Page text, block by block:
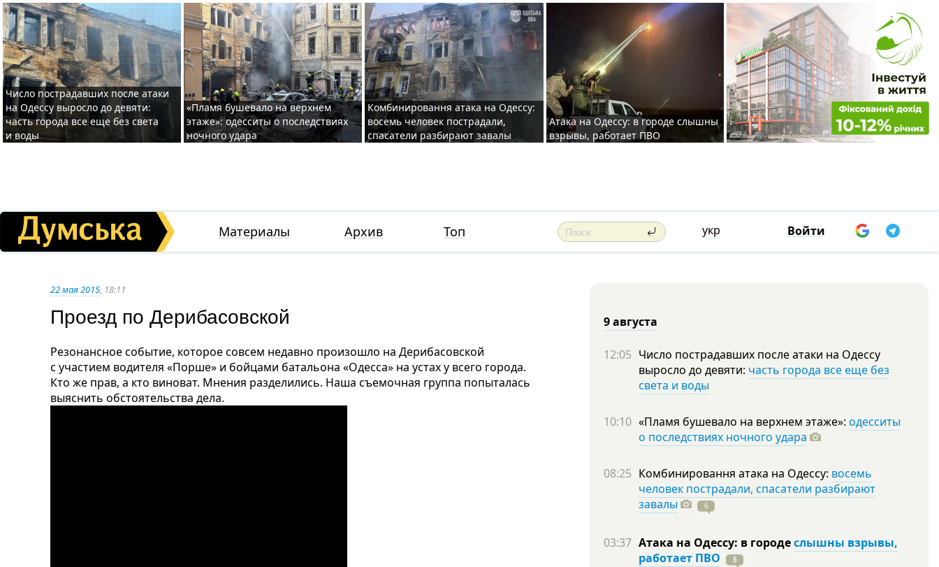
Число пострадавших после атаки
на Одессу выросло до девяти:
часть города все еще без света
и воды
«Пламя бушевало на верхнем
этаже»: одесситы о последствиях
ночного удара
Комбинировання атака на Одессу:
восемь человек пострадали,
спасатели разбирают завалы
Атака на Одессу: в городе слышны
взрывы, работает ПВО
Материалы Архив Топ укр Войти
22 мая 2015, 18:11
Проезд по Дерибасовской
Резонансное событие, которое совсем недавно произошло на Дерибасовской
с участием водителя «Порше» и бойцами батальона «Одесса» на устах у всего города.
Кто же прав, а кто виноват. Мнения разделились. Наша съемочная группа попыталась
выяснить обстоятельства дела.
9 августа
12:05 Число пострадавших после атаки на Одессу
выросло до девяти: часть города все еще без
света и воды
10:10 «Пламя бушевало на верхнем этаже»: одесситы
о последствиях ночного удара
08:25 Комбинировання атака на Одессу: восемь
человек пострадали, спасатели разбирают
завалы
6
03:37 Атака на Одессу: в городеслышны взрывы,
работает ПВО
5